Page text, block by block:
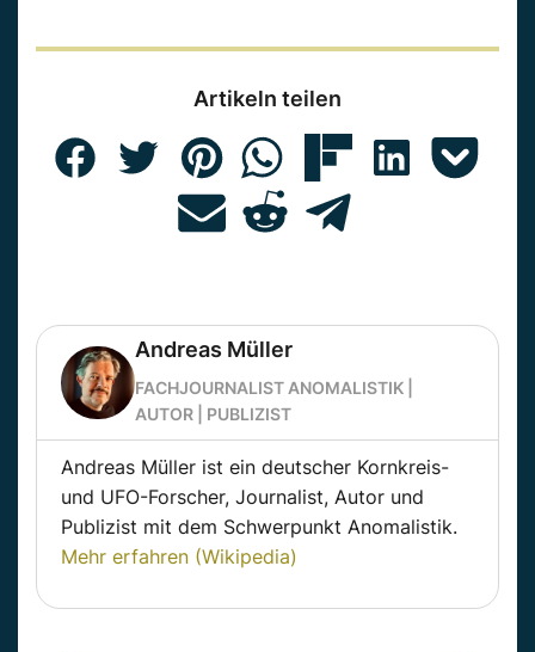
Artikeln teilen
Andreas Müller
FACHJOURNALIST ANOMALISTIK |
AUTOR | PUBLIZIST
Andreas Müller ist ein deutscher Kornkreis-
und UFO-Forscher, Journalist, Autor und
Publizist mit dem Schwerpunkt Anomalistik.
Mehr erfahren (Wikipedia)